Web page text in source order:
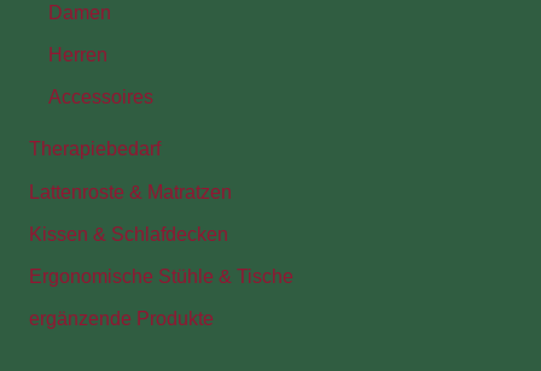
Damen
Herren
Accessoires
Therapiebedarf
Lattenroste & Matratzen
Kissen & Schlafdecken
Ergonomische Stühle & Tische
ergänzende Produkte